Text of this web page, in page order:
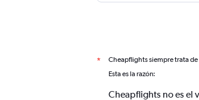
* Cheapflights siempre trata
Esta es la razón:
Cheapflights no es el